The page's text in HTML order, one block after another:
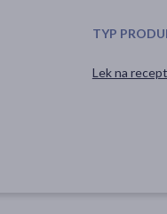
TYP
Lek na